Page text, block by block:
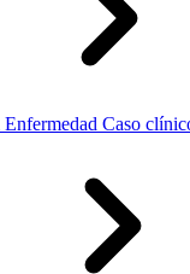
Enfermedad Caso